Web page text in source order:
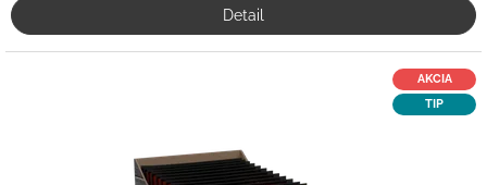
Detail
AKCIA
TIP